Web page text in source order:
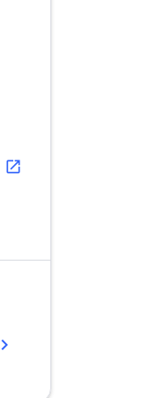
open_in_new
chevron_right